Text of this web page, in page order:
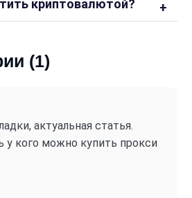
криптовалютой?
(1)
актуальная статья.
у кого можно купить прокси